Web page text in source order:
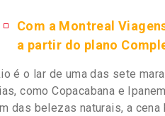
Com a Montreal
a partir do plano
é o lar de uma das sete
como Copacabana e
das belezas naturais, a